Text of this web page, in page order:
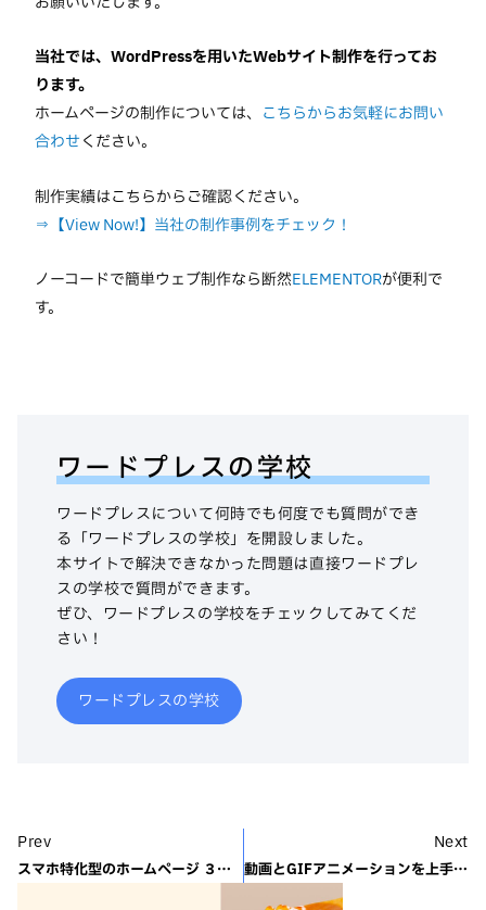
当社では、WordPressを用いたWebサイト制作を行ってお
ります。
ホームページの制作については、 こちらからお気軽にお問い
合わせください。
制作実績はこちらからご確認ください。
⇒【View Now!】当社の制作事例をチェック！
ノーコードで簡単ウェブ制作なら断然ELEMENTORが便利で
す。
ワードプレスの学校
ワードプレスについて何時でも何度でも質問ができ
る「ワードプレスの学校」を開設しました。
本サイトで解決できなかった問題は直接ワードプレ
スの学校で質問ができます。
ぜひ、ワードプレスの学校をチェックしてみてくだ
さい！
ワードプレスの学校
Prev
スマホ特化型のホームページ ３つのパターンを紹介
Next
動画とGIFアニメーションを上手に使いこなす